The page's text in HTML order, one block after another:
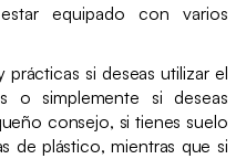
equipado con varios
prácticas si deseas utilizar el
o simplemente si deseas
consejo, si tienes suelo
de plástico, mientras que si